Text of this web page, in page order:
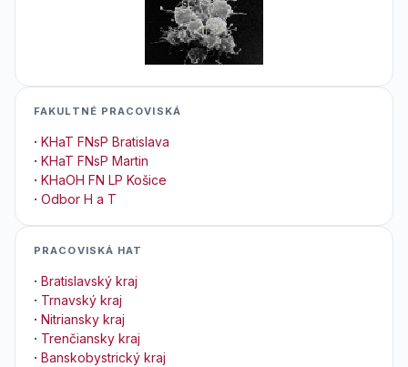
FAKULTNÉ PRACOVISKÁ
· KHaT FNsP Bratislava
· KHaT FNsP Martin
· KHaOH FN LP Košice
· Odbor H a T
PRACOVISKÁ HAT
· Bratislavský kraj
· Trnavský kraj
· Nitriansky kraj
· Trenčiansky kraj
· Banskobystrický kraj